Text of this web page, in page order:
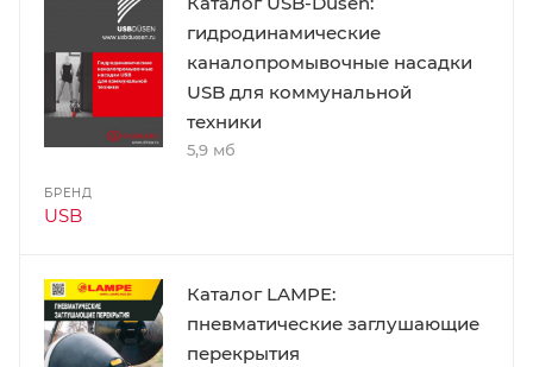
гидродинамические
каналопромывочные насадки
USB для коммунальной
техники
5,9 мб
БРЕНД
USB
Каталог LAMPE:
пневматические заглушающие
перекрытия